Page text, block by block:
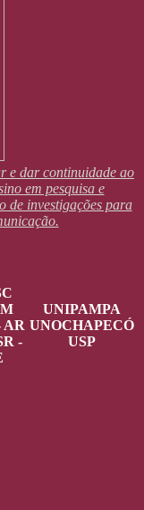
e dar continuidade ao
em pesquisa e
de investigações para
AR
-
UNIPAMPA
UNOCHAPECÓ
USP